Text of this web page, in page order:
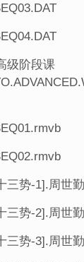
级阶段课
三势-1].周世
三势-2].周世
三势-3].周世